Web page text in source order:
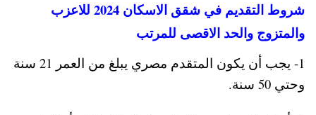
شروط التقديم في شقق الاسكان 2024 للاعزب
والمتزوج والحد الاقصى للمرتب
1- يجب أن يكون المتقدم مصري يبلغ من العمر 21 سنة
وحتي 50 سنة.